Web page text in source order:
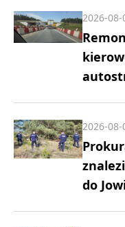
2026-
do
2026-